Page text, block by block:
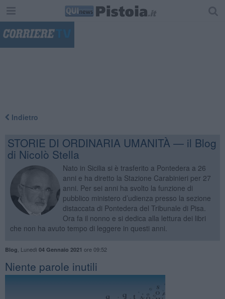
Indietro
STORIE DI ORDINARIA UMANITÀ — il Blog
di Nicolò Stella
Nato in Sicilia si è trasferito a Pontedera a 26
anni e ha diretto la Stazione Carabinieri per 27
anni. Per sei anni ha svolto la funzione di
pubblico ministero d’udienza presso la sezione
distaccata di Pontedera del Tribunale di Pisa.
Ora fa il nonno e si dedica alla lettura dei libri
che non ha avuto tempo di leggere in questi anni.
Blog Lunedì 04 Gennaio 2021 ore 09:52
Niente parole inutili